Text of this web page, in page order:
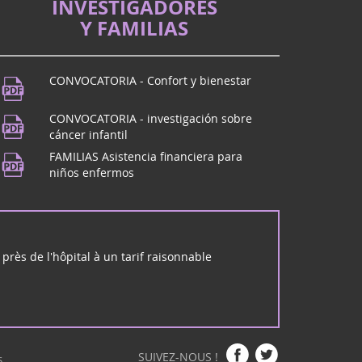
Dôme? ¡Ven a BEaumont para el imperdible
Dôme? ¡Nos vemos en Beaumont! Para celebrar
des Beaumontois a partir de las 19 h,
de...
Unwanted se reunirá con usted en Mérignac el
para un concierto de rock y solidaridad:
(33)
marzo en Cérons (Gironda), sala Robert
LOTO organizado por la asociación Pinko'laur ,
INVESTIGADORES
Y FAMILIAS
CONVOCATORIA - Confort y bienestar
CONVOCATORIA - investigación sobre
cáncer infantil
FAMILIAS Asistencia financiera para
niños enfermos
de l'hôpital à un tarif raisonnable
SUIVEZ-NOUS !